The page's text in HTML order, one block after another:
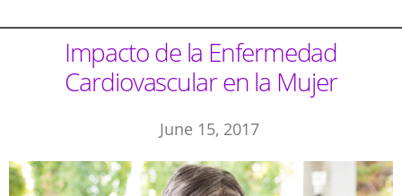
Impacto de la Enfermedad
Cardiovascular en la Mujer
June 15, 2017